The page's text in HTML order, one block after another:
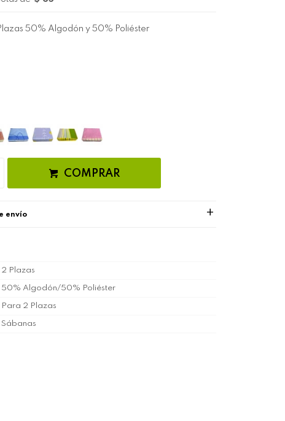
50% Algodón y 50% Poliéster
COMPRAR
envío
2 Plazas
50% Algodón/50% Poliéster
Para 2 Plazas
Sábanas